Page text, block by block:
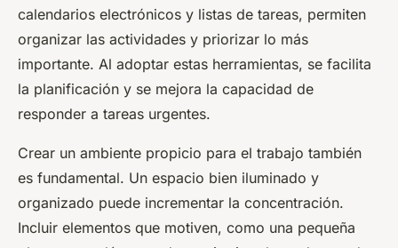
calendarios electrónicos y listas de tareas, permiten
organizar las actividades y priorizar lo más
importante. Al adoptar estas herramientas, se facilita
la planificación y se mejora la capacidad de
responder a tareas urgentes.
Crear un ambiente propicio para el trabajo también
es fundamental. Un espacio bien iluminado y
organizado puede incrementar la concentración.
Incluir elementos que motiven, como una pequeña